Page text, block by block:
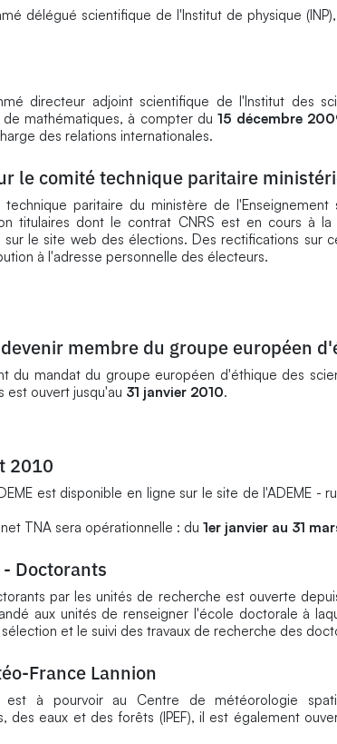
délégué scientifique de l'Institut de physique
directeur adjoint scientifique de l'Institut des
de mathématiques, à compter du 15 décembre
des relations internationales.
le comité technique paritaire
paritaire du ministère de
titulaires dont le contrat CNRS est en cours à
le site web des élections. Des rectifications sur
à l'adresse personnelle des électeurs.
membre du groupe européen
du mandat du groupe européen d'éthique des
est ouvert jusqu'au 31 janvier 2010.
2010
est disponible en ligne sur le site de l'ADEME -
TNA sera opérationnelle : du 1er janvier au 31
Doctorants
par les unités de recherche est ouverte
aux unités de renseigner l'école doctorale à
et le suivi des travaux de recherche des
France Lannion
à pourvoir au Centre de météorologie
eaux et des forêts (IPEF), il est également